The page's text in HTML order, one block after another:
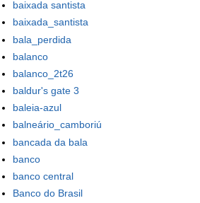
baixada santista
baixada_santista
bala_perdida
balanco
balanco_2t26
baldur's gate 3
baleia-azul
balneário_camboriú
bancada da bala
banco
banco central
Banco do Brasil